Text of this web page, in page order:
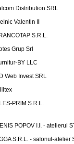
Distribution SRL
Valentin II
S.R.L.
Grup Srl
BY LLC
Web Invest SRL
PRIM S.R.L.
POPOV I.I. - atelierul
S.R.L. - salonul-atelier